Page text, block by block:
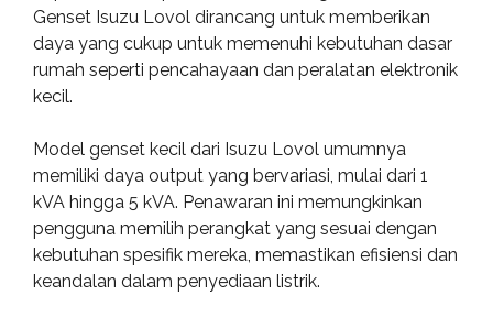
Genset Isuzu Lovol dirancang untuk memberikan
daya yang cukup untuk memenuhi kebutuhan dasar
rumah seperti pencahayaan dan peralatan elektronik
kecil.
Model genset kecil dari Isuzu Lovol umumnya
memiliki daya output yang bervariasi, mulai dari 1
kVA hingga 5 kVA. Penawaran ini memungkinkan
pengguna memilih perangkat yang sesuai dengan
kebutuhan spesifik mereka, memastikan efisiensi dan
keandalan dalam penyediaan listrik.